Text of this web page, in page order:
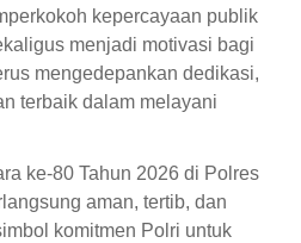
kepercayaan publik
menjadi motivasi bagi
mengedepankan dedikasi,
terbaik dalam melayani
ke-80 Tahun 2026 di Polres
aman, tertib, dan
komitmen Polri untuk